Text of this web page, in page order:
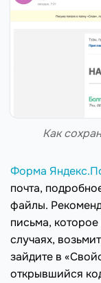
Как
Форма
почта,
файлы.
письма,
случаях,
зайдите в
открывшийся